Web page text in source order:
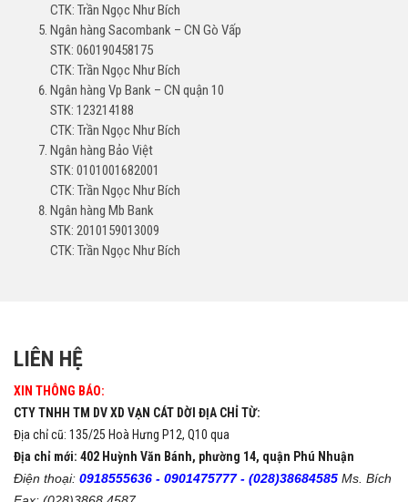
CTK: Trần Ngọc Như Bích
Ngân hàng Sacombank – CN Gò Vấp
STK: 060190458175
CTK: Trần Ngọc Như Bích
Ngân hàng Vp Bank – CN quận 10
STK: 123214188
CTK: Trần Ngọc Như Bích
Ngân hàng Bảo Việt
STK: 0101001682001
CTK: Trần Ngọc Như Bích
Ngân hàng Mb Bank
STK: 2010159013009
CTK: Trần Ngọc Như Bích
LIÊN HỆ
XIN THÔNG BÁO:
CTY TNHH TM DV XD VẠN CÁT DỜI ĐỊA CHỈ TỪ:
Địa chỉ cũ: 135/25 Hoà Hưng P12, Q10 qua
Địa chỉ mới: 402 Huỳnh Văn Bánh, phường 14, quận Phú Nhuận
Điện thoại: 0918555636 - 0901475777 - (028)38684585 Ms. Bích